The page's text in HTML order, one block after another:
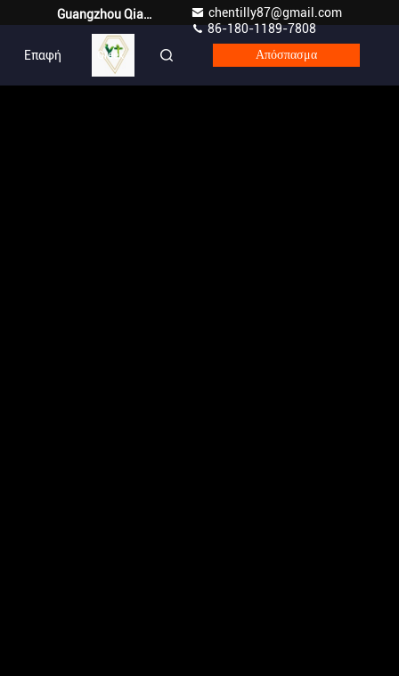
Guangzhou Qianyuan Construction Machinery Co,.LTD
chentilly87@gmail.com
86-180-1189-7808
Επαφή
Greek Απόσπασμα